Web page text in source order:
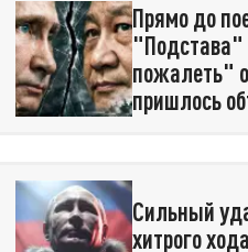
Прямо до
"Подстава"
пожалеть"
пришлось
Сильный
хитрого